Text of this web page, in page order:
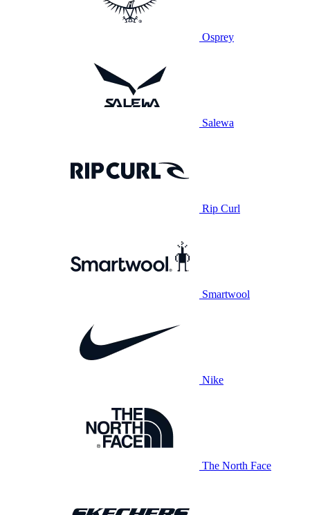
Osprey
Salewa
Rip Curl
Smartwool
Nike
The North Face